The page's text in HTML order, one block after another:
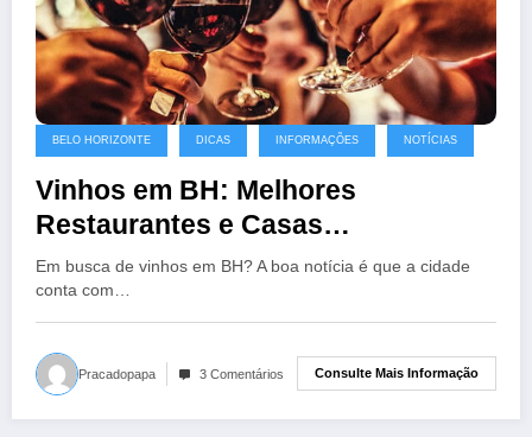
BELO HORIZONTE DICAS INFORMAÇÕES NOTÍCIAS
Vinhos em BH: Melhores
Restaurantes e Casas
Especializadas na Bebida em BH!
Em busca de vinhos em BH? A boa notícia é que a cidade
conta com…
Pracadopapa 3 Comentários Consulte Mais Informação